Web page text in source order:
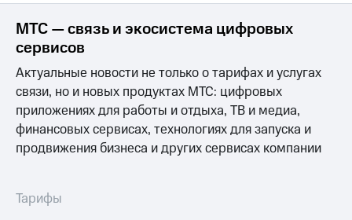
МТС — связь и экосистема цифровых
сервисов
Актуальные новости не только о тарифах и услугах
связи, но и новых продуктах МТС: цифровых
приложениях для работы и отдыха, ТВ и медиа,
финансовых сервисах, технологиях для запуска и
продвижения бизнеса и других сервисах компании
Тарифы